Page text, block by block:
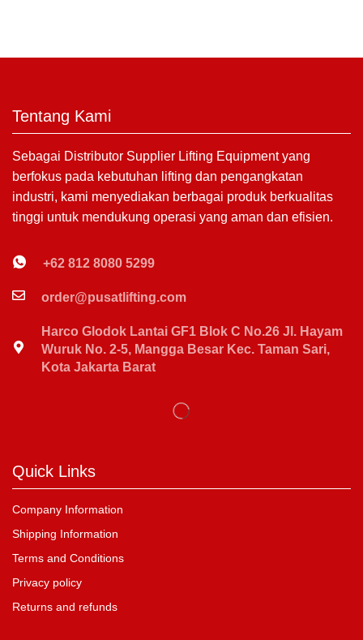
Tentang Kami
Sebagai Distributor Supplier Lifting Equipment yang
berfokus pada kebutuhan lifting dan pengangkatan
industri, kami menyediakan berbagai produk berkualitas
tinggi untuk mendukung operasi yang aman dan efisien.
+62 812 8080 5299
order@pusatlifting.com
Harco Glodok Lantai GF1 Blok C No.26 Jl. Hayam
Wuruk No. 2-5, Mangga Besar Kec. Taman Sari,
Kota Jakarta Barat
Quick Links
Company Information
Shipping Information
Terms and Conditions
Privacy policy
Returns and refunds